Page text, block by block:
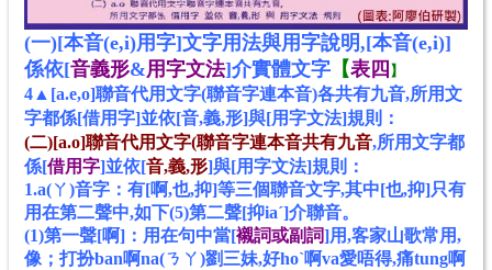
(一)[本音(e,i)用字]文字用法與用字說明,[本音(e,i)]
係依[音義形&用字文法]介實體文字 【表 四 】
4▲[a.e,o]聯音代用文字(聯音字連本音)各共有九音,所用文
字都係[借用字]並依[音,義,形]與[用字文法]規則：
(二)[a.o]聯音代用文字(聯音字連本音共有九音,所用文字都
係[借用字]並依[音,義,形]與[用字文法]規則：
1.a(ㄚ)音字：有[啊,也,抑]等三個聯音文字,其中[也,抑]只有
用在第二聲中,如下(5)第二聲[抑iaˊ]介聯音。
(1)第一聲[啊] ： 用在句中當[襯詞或副詞]用,客家山歌常用,
像；打扮ban啊na(ㄋㄚ)劉三妹,好hoˋ啊va愛唔得,痛tung啊